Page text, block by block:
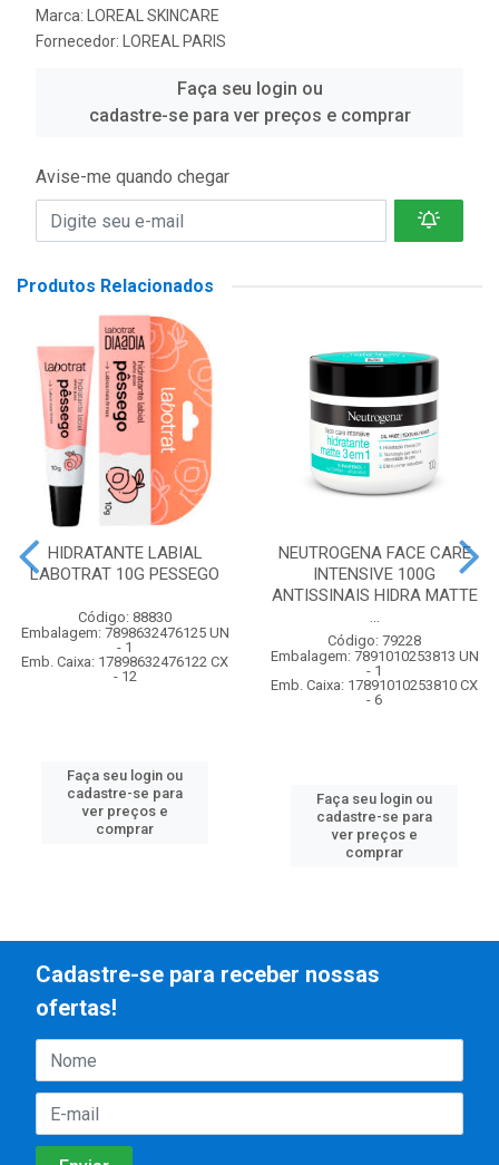
Marca:
LOREAL SKINCARE
Fornecedor:
LOREAL PARIS
Faça seu login ou
cadastre-se para ver preços e comprar
Avise-me quando chegar
Produtos Relacionados
HIDRATANTE LABIAL
LABOTRAT 10G PESSEGO
Código: 88830
Embalagem: 7898632476125 UN
- 1
Emb. Caixa: 17898632476122 CX
- 12
Faça seu login ou
cadastre-se para
ver preços e
comprar
NEUTROGENA FACE CARE
INTENSIVE 100G
ANTISSINAIS HIDRA MATTE
...
Código: 79228
Embalagem: 7891010253813 UN
- 1
Emb. Caixa: 17891010253810 CX
- 6
Faça seu login ou
cadastre-se para
ver preços e
comprar
Cadastre-se para receber nossas
ofertas!